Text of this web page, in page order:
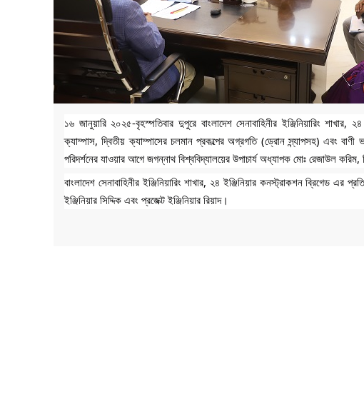
১৬ জানুয়ারি ২০২৫-বৃহস্পতিবার দুপুরে বাংলাদেশ সেনাবাহিনীর ইঞ্জিনিয়ারিং
ক্যাম্পাস, দ্বিতীয় ক্যাম্পাসের চলমান প্রকল্পের অগ্রগতি (ড্রোন স্ন্যাপসহ) এবং বাণী
পরিদর্শনের যাওয়ার আগে জগন্নাথ বিশ্ববিদ্যালয়ের উপাচার্য অধ্যাপক মোঃ রেজাউল
বাংলাদেশ সেনাবাহিনীর ইঞ্জিনিয়ারিং শাখার, ২৪ ইঞ্জিনিয়ার কনস্ট্রাকশন ব্রিগেড এর
ইঞ্জিনিয়ার সিদ্দিক এবং প্রজেক্ট ইঞ্জিনিয়ার রিয়াদ।